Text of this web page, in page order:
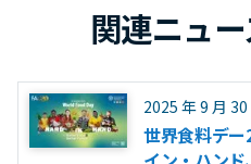
関連ニュ
2025 年 9 月 30
世界食料デー